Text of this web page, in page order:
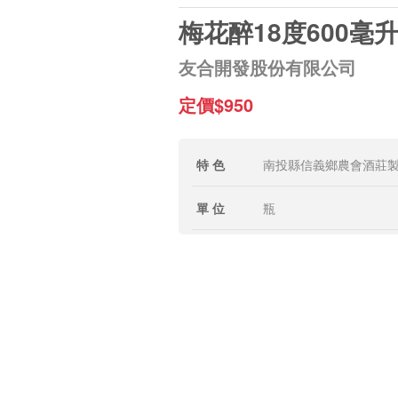
梅花醉18度600毫升
友合開發股份有限公司
定價$950
特 色 南投縣信義鄉農會酒莊
單 位 瓶